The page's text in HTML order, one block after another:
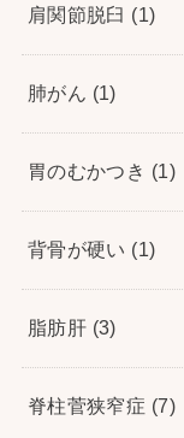
肩関節脱臼 (1)
肺がん (1)
胃のむかつき (1)
背骨が硬い (1)
脂肪肝 (3)
脊柱菅狭窄症 (7)